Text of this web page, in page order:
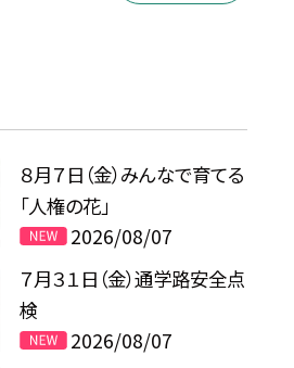
８月７日（金）みんなで育てる
「人権の花」
2026/08/07
７月３１日（金）通学路安全点
検
2026/08/07